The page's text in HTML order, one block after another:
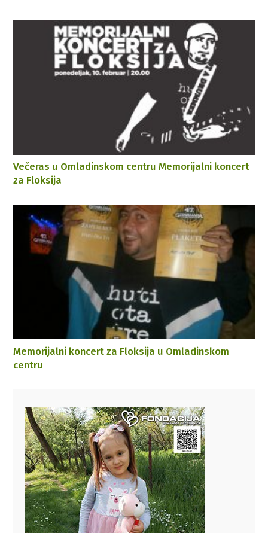
Večeras u Omladinskom centru Memorijalni koncert
za Floksija
Memorijalni koncert za Floksija u Omladinskom
centru